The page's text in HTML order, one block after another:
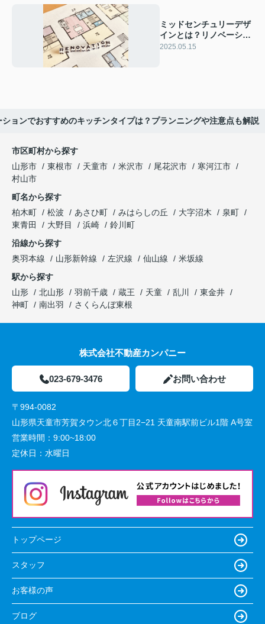
ミッドセンチュリーデザ
インとは？リノベーショ
ンのコツも解説
2025.05.15
ションでおすすめのキッチンタイプは？プランニングや注意点も解説
市区町村から探す
山形市
東根市 天童市 米沢市 尾花沢市
寒河江市
村山市
町名から探す
柏木町
松波 あさひ町 みはらしの丘 大字沼木
泉町
東青田
大野目 浜崎
鈴川町
沿線から探す
奥羽本線
山形新幹線 左沢線 仙山線
米坂線
駅から探す
山形
北山形 羽前千歳 蔵王 天童 乱川
東金井
神町
南出羽 さくらんぼ東根
株式会社不動産カンパニー
023-679-3476 お問い合わせ
〒994-0082
山形県天童市芳賀タウン北６丁目2−21 天童南駅前ビル1階 A号室
営業時間： 9:00~18:00
定休日： 水曜日
トップページ
スタッフ
お客様の声
ブログ